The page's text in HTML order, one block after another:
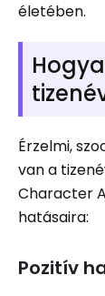
életében.
Érzelmi,
van a
Character
hatásaira:
Pozitív